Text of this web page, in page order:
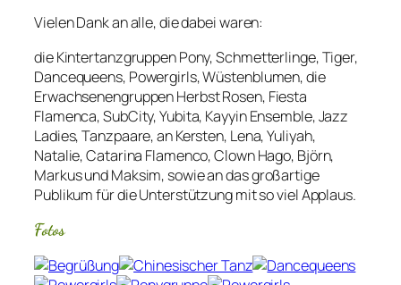
Vielen Dank an alle, die dabei waren:
die Kintertanzgruppen Pony, Schmetterlinge, Tiger,
Dancequeens, Powergirls, Wüstenblumen, die
Erwachsenengruppen Herbst Rosen, Fiesta
Flamenca, SubCity, Yubita, Kayyin Ensemble, Jazz
Ladies, Tanzpaare, an Kersten, Lena, Yuliyah,
Natalie, Catarina Flamenco, Clown Hago, Björn,
Markus und Maksim, sowie an das großartige
Publikum für die Unterstützung mit so viel Applaus.
Fotos